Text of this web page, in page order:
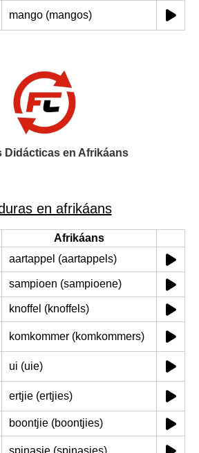
mango (mangos)
Didácticas en Afrikáans
en afrikáans
Afrikáans
aartappel (aartappels)
sampioen (sampioene)
knoffel (knoffels)
komkommer (komkommers)
ui (uie)
ertjie (ertjies)
boontjie (boontjies)
spinasie (spinasies)